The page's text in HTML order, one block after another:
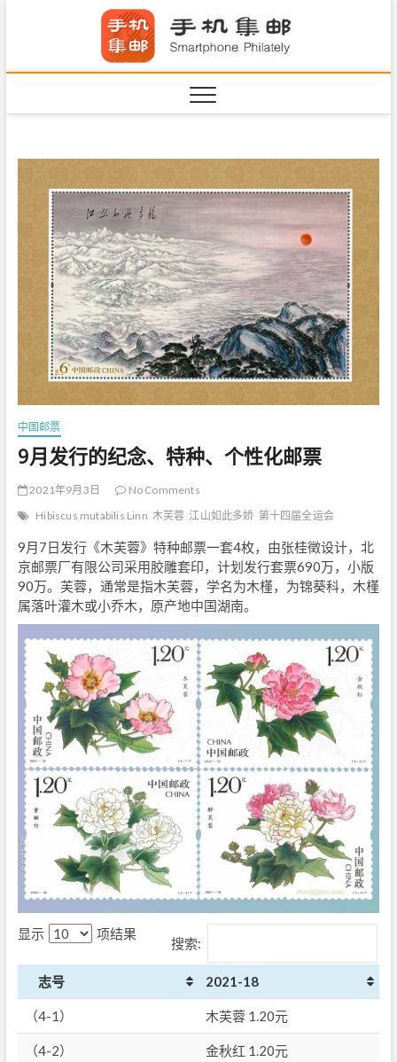
p
中国邮票
9月发行的纪念、特种、个性化邮票
2021年9月3日
No Comments
Hibiscus mutabilis Linn 木芙蓉 江山如此多娇 第十四届全运会
9月7日发行《木芙蓉》特种邮票一套4枚，由张桂徵设计，北
京邮票厂有限公司采用胶雕套印，计划发行套票690万，小版
90万。芙蓉，通常是指木芙蓉，学名为木槿，为锦葵科，木槿
属落叶灌木或小乔木，原产地中国湖南。
显示 项结果
搜索:
志号 2021-18
（4-1） 木芙蓉 1.20元
（4-2） 金秋红 1.20元